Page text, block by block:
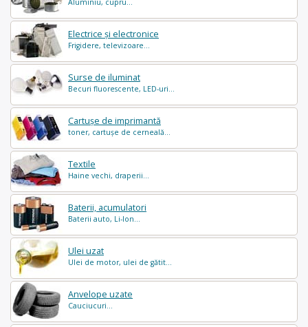
Aluminiu, cupru...
Electrice și electronice
Frigidere, televizoare...
Surse de iluminat
Becuri fluorescente, LED-uri...
Cartușe de imprimantă
toner, cartușe de cerneală...
Textile
Haine vechi, draperii...
Baterii, acumulatori
Baterii auto, Li-Ion...
Ulei uzat
Ulei de motor, ulei de gătit...
Anvelope uzate
Cauciucuri...